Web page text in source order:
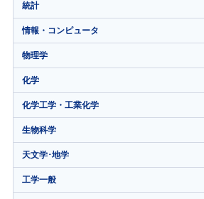
統計
情報・コンピュータ
物理学
化学
化学工学・工業化学
生物科学
天文学･地学
工学一般